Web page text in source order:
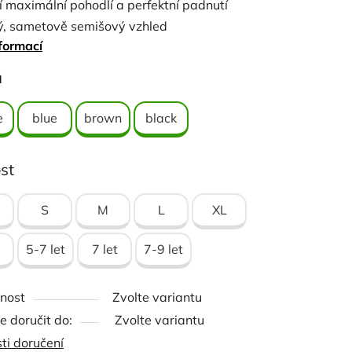
maximální pohodlí a perfektní padnutí
sametově semišový vzhled
páskou pro nastavení šířky v zápěstí
50%, polyuretan, 50% polyester
blue brown black
S M L XL
5-7 let 7 let 7-9 let
Zvolte variantu
doručit do:
Zvolte variantu
doručení